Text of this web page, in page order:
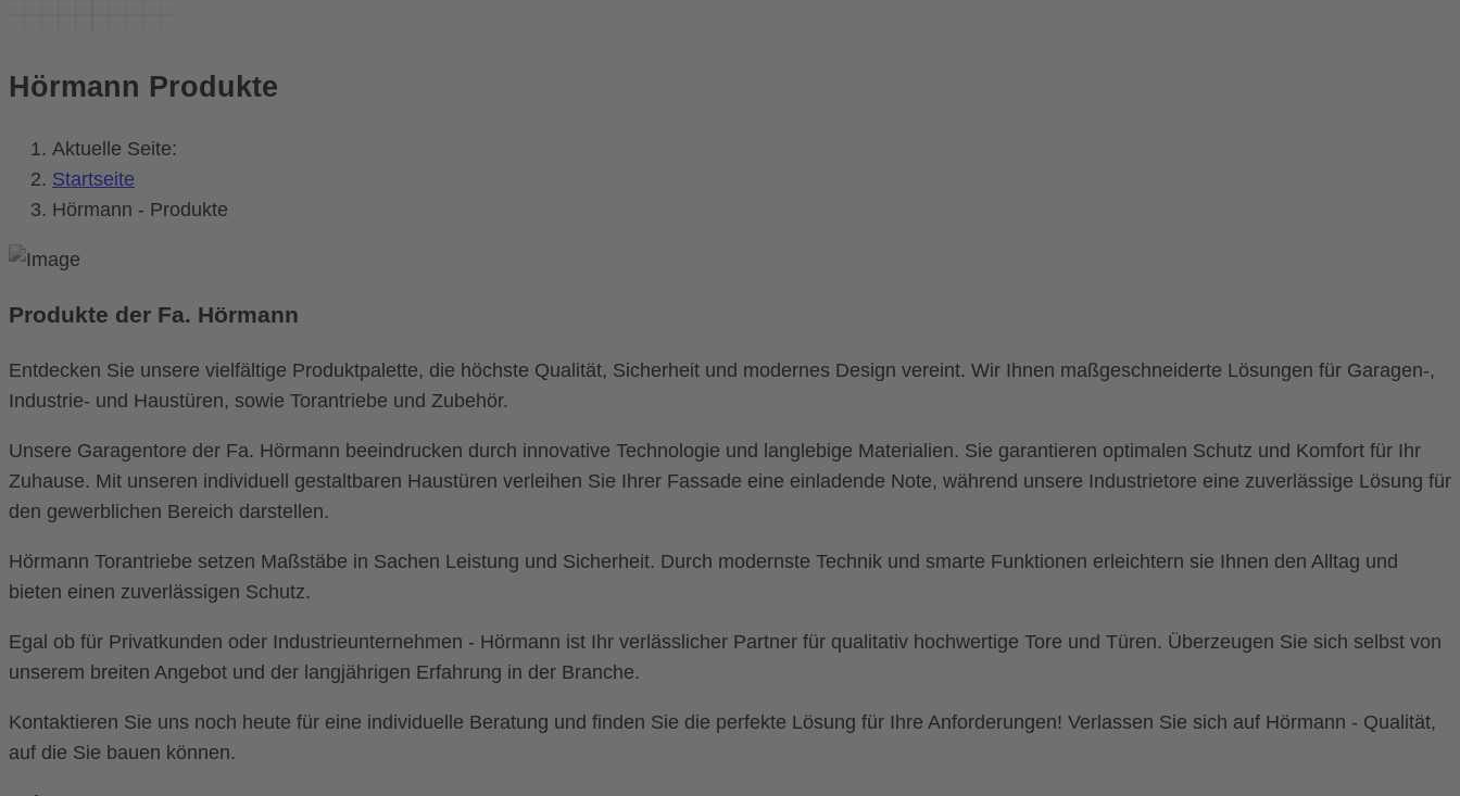
Hörmann Produkte
Aktuelle Seite:
Startseite
Hörmann - Produkte
Produkte der Fa. Hörmann
Entdecken Sie unsere vielfältige Produktpalette, die höchste Qualität, Sicherheit und modernes Design vereint. Wir Ihnen maßgeschneiderte Lösungen für Garagen-,
Industrie- und Haustüren, sowie Torantriebe und Zubehör.
Unsere Garagentore der Fa. Hörmann beeindrucken durch innovative Technologie und langlebige Materialien. Sie garantieren optimalen Schutz und Komfort für Ihr
Zuhause. Mit unseren individuell gestaltbaren Haustüren verleihen Sie Ihrer Fassade eine einladende Note, während unsere Industrietore eine zuverlässige Lösung für
den gewerblichen Bereich darstellen.
Hörmann Torantriebe setzen Maßstäbe in Sachen Leistung und Sicherheit. Durch modernste Technik und smarte Funktionen erleichtern sie Ihnen den Alltag und
bieten einen zuverlässigen Schutz.
Egal ob für Privatkunden oder Industrieunternehmen - Hörmann ist Ihr verlässlicher Partner für qualitativ hochwertige Tore und Türen. Überzeugen Sie sich selbst von
unserem breiten Angebot und der langjährigen Erfahrung in der Branche.
Kontaktieren Sie uns noch heute für eine individuelle Beratung und finden Sie die perfekte Lösung für Ihre Anforderungen! Verlassen Sie sich auf Hörmann - Qualität,
auf die Sie bauen können.